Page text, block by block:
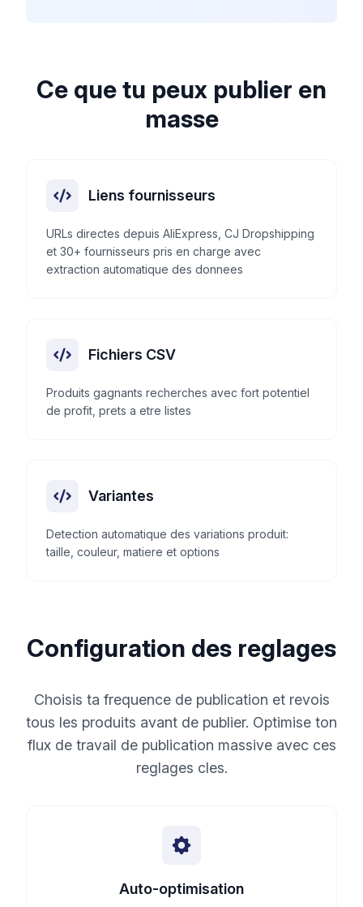
Ce que tu peux publier en
masse
Liens fournisseurs
URLs directes depuis AliExpress, CJ Dropshipping
et 30+ fournisseurs pris en charge avec
extraction automatique des donnees
Fichiers CSV
Produits gagnants recherches avec fort potentiel
de profit, prets a etre listes
Variantes
Detection automatique des variations produit:
taille, couleur, matiere et options
Configuration des reglages
Choisis ta frequence de publication et revois
tous les produits avant de publier. Optimise ton
flux de travail de publication massive avec ces
reglages cles.
Auto-optimisation